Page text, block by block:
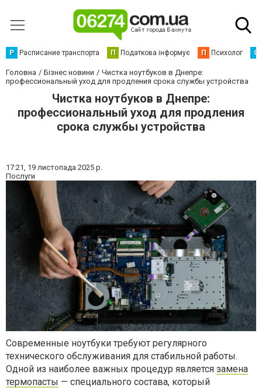
Р Расписание транспорта П Податкова інформує П Психолог С
Головна Бізнес новини
Чистка ноутбуков в Днепре:
профессиональный уход для продления срока службы устройства
Чистка ноутбуков в Днепре:
профессиональный уход для продления
срока службы устройства
17:21, 19 листопада 2025 р.
Послуги
Современные ноутбуки требуют регулярного
технического обслуживания для стабильной работы.
Одной из наиболее важных процедур является замена
термопасты — специального состава, который